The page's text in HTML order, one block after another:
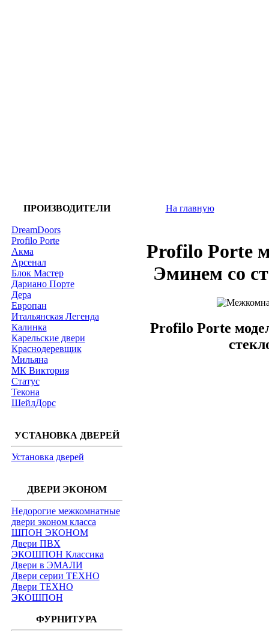
ПРОИЗВОДИТЕЛИ
DreamDoors
Profilo Porte
Акма
Арсенал
Блок Мастер
Дариано Порте
Дера
Европан
Итальянская Легенда
Калинка
Карельские двери
Краснодеревщик
Мильяна
МК Виктория
Статус
Текона
ШейлДорс
УСТАНОВКА ДВЕРЕЙ
Установка дверей
ДВЕРИ ЭКОНОМ
Недорогие межкомнатные
двери эконом класса
ШПОН ЭКОНОМ
Двери ПВХ
ЭКОШПОН Классика
Двери в ЭМАЛИ
Двери серии ТЕХНО
Двери ТЕХНО
ЭКОШПОН
ФУРНИТУРА
На главную
Profilo Porte
Эминем со
Profilo Porte